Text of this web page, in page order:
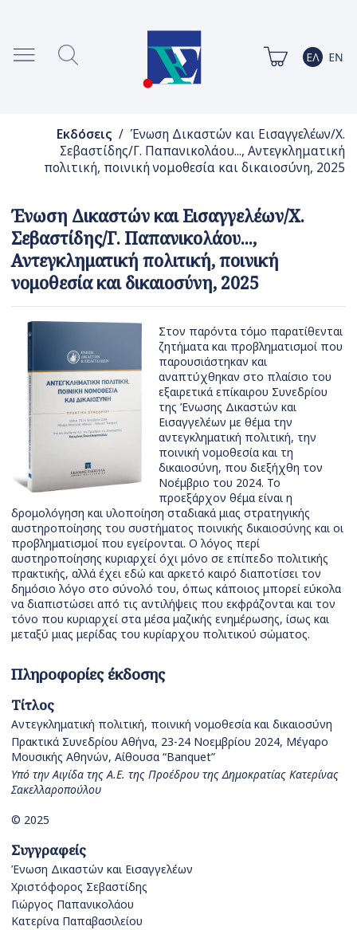
Εκδόσεις / Ένωση Δικαστών και Εισαγγελέων/Χ.
Σεβαστίδης/Γ. Παπανικολάου..., Αντεγκληματική
πολιτική, ποινική νομοθεσία και δικαιοσύνη, 2025
Ένωση Δικαστών και Εισαγγελέων/Χ.
Σεβαστίδης/Γ. Παπανικολάου...,
Αντεγκληματική πολιτική, ποινική
νομοθεσία και δικαιοσύνη, 2025
Στον παρόντα τόμο παρατίθενται
ζητήματα και προβληματισμοί που
παρουσιάστηκαν και
αναπτύχθηκαν στο πλαίσιο του
εξαιρετικά επίκαιρου Συνεδρίου
της Ένωσης Δικαστών και
Εισαγγελέων με θέμα την
αντεγκληματική πολιτική, την
ποινική νομοθεσία και τη
δικαιοσύνη, που διεξήχθη τον
Νοέμβριο του 2024. Το
προεξάρχον θέμα είναι η
δρομολόγηση και υλοποίηση σταδιακά μιας στρατηγικής
αυστηροποίησης του συστήματος ποινικής δικαιοσύνης και οι
προβληματισμοί που εγείρονται. Ο λόγος περί
αυστηροποίησης κυριαρχεί όχι μόνο σε επίπεδο πολιτικής
πρακτικής, αλλά έχει εδώ και αρκετό καιρό διαποτίσει τον
δημόσιο λόγο στο σύνολό του, όπως κάποιος μπορεί εύκολα
να διαπιστώσει από τις αντιλήψεις που εκφράζονται και τον
τόνο που κυριαρχεί στα μέσα μαζικής ενημέρωσης, ίσως και
μεταξύ μιας μερίδας του κυρίαρχου πολιτικού σώματος.
Πληροφορίες έκδοσης
Τίτλος
Αντεγκληματική πολιτική, ποινική νομοθεσία και δικαιοσύνη
Πρακτικά Συνεδρίου Αθήνα, 23-24 Νοεμβρίου 2024, Μέγαρο
Μουσικής Αθηνών, Αίθουσα “Banquet”
Υπό την Αιγίδα της Α.Ε. της Προέδρου της Δημοκρατίας Κατερίνας
Σακελλαροπούλου
© 2025
Συγγραφείς
Ένωση Δικαστών και Εισαγγελέων
Χριστόφορος Σεβαστίδης
Γιώργος Παπανικολάου
Κατερίνα Παπαβασιλείου